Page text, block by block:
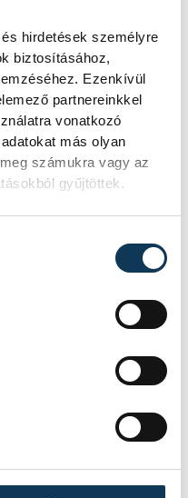
hirdetések személyre
biztosításához,
Ezenkívül
partnereinkkel
vonatkozó
más olyan
számukra vagy az
gyűjtöttek.
NB I/B
HANDBALL
U21
9. 18:00
EGYETEM
RÉSZLETEK